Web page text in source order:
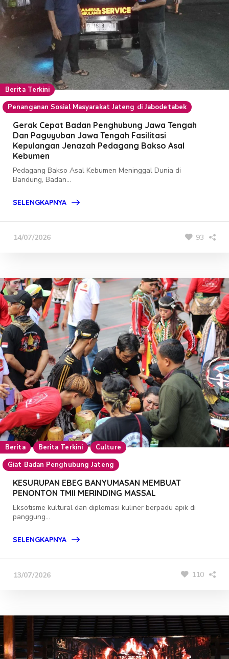
Berita Terkini
Penanganan Sosial Masyarakat Jateng di Jabodetabek
Gerak Cepat Badan Penghubung Jawa Tengah
Dan Paguyuban Jawa Tengah Fasilitasi
Kepulangan Jenazah Pedagang Bakso Asal
Kebumen
Pedagang Bakso Asal Kebumen Meninggal Dunia di
Bandung, Badan...
SELENGKAPNYA
14/07/2026 93
Berita Berita Terkini
Culture
Giat Badan Penghubung Jateng
KESURUPAN EBEG BANYUMASAN MEMBUAT
PENONTON TMII MERINDING MASSAL
Eksotisme kultural dan diplomasi kuliner berpadu apik di
panggung...
SELENGKAPNYA
13/07/2026 110